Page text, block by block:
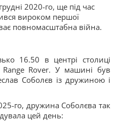
2020-го, ще під час
вироком першої
повномасштабна війна.
16.50 в центрі столиці
Rover. У машині був
Соболєв із дружиною і
го, дружина Соболєва так
цей день: